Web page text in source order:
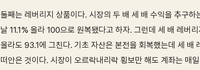
둘째는 레버리지 상품이다. 시장의 두 배 세 배 수익을 추구
날 11.1% 올라 100으로 원복됐다고 하자. 그런데 세 배 레
올라도 93.1에 그친다. 기초 자산은 본전을 회복했는데 세
떠안은 것이다. 시장이 오르락내리락 횡보만 해도 계좌는 매